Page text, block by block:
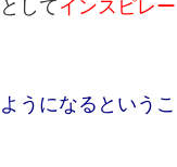
して インスピレー
うになるというこ